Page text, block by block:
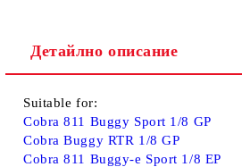
Детайлно описание
Suitable for:
Cobra 811 Buggy Sport 1/8 GP
Cobra Buggy RTR 1/8 GP
Cobra 811 Buggy-e Sport 1/8 EP